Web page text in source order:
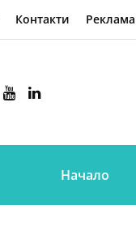
Контакти Реклама
Начало